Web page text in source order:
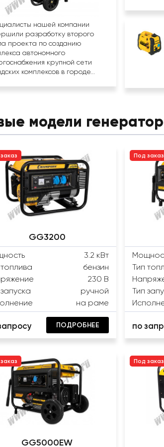
нашей компании
разработку второго
проекта по созданию
автономного
крупной сети
комплексов в городе...
модели
GG3200
3.2 кВт
бензин
230 В
ручной
на раме
ПОДРОБНЕЕ
Под заказ
Тип
Тип
по
GG5000EW
Под заказ